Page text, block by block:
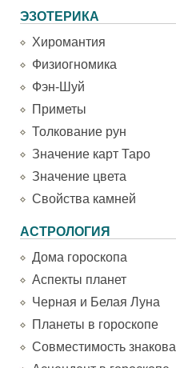
ЭЗОТЕРИКА
Хиромантия
Физиогномика
Фэн-Шуй
Приметы
Толкование рун
Значение карт Таро
Значение цвета
Свойства камней
АСТРОЛОГИЯ
Дома гороскопа
Аспекты планет
Черная и Белая Луна
Планеты в гороскопе
Совместимость знакова